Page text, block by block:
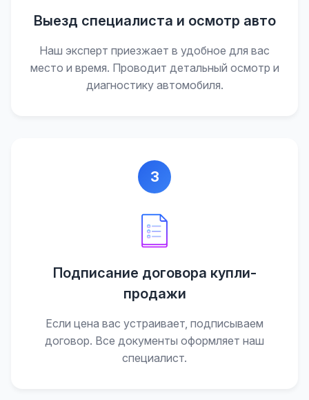
Выезд специалиста и осмотр авто
Наш эксперт приезжает в удобное для вас
место и время. Проводит детальный осмотр и
диагностику автомобиля.
3
Подписание договора купли-
продажи
Если цена вас устраивает, подписываем
договор. Все документы оформляет наш
специалист.